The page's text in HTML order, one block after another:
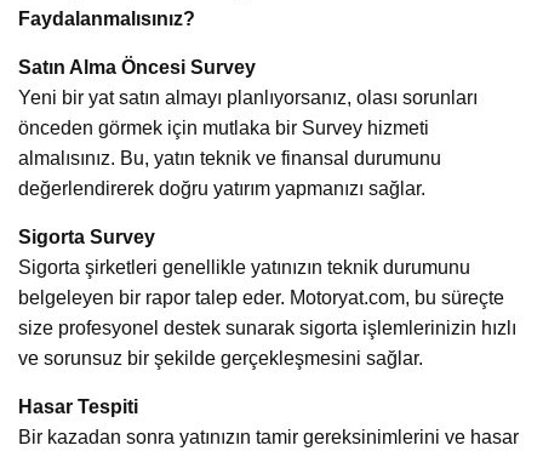
Faydalanmalısınız?
Satın Alma Öncesi Survey
Yeni bir yat satın almayı planlıyorsanız, olası sorunları
önceden görmek için mutlaka bir Survey hizmeti
almalısınız. Bu, yatın teknik ve finansal durumunu
değerlendirerek doğru yatırım yapmanızı sağlar.
Sigorta Survey
Sigorta şirketleri genellikle yatınızın teknik durumunu
belgeleyen bir rapor talep eder. Motoryat.com, bu süreçte
size profesyonel destek sunarak sigorta işlemlerinizin hızlı
ve sorunsuz bir şekilde gerçekleşmesini sağlar.
Hasar Tespiti
Bir kazadan sonra yatınızın tamir gereksinimlerini ve hasar